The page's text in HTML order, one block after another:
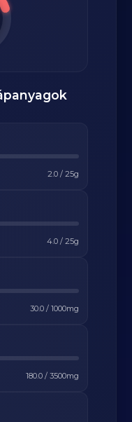
2.0/ 25g
4.0/ 25g
30.0/ 1000mg
180.0/ 3500mg